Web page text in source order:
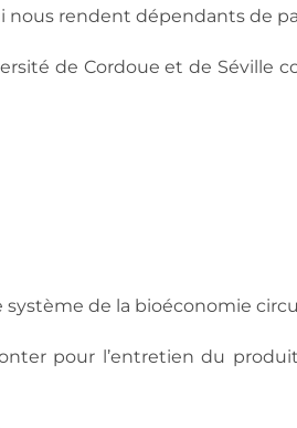
rendent dépendants de
de Cordoue et de Séville
de la bioéconomie
pour l’entretien du